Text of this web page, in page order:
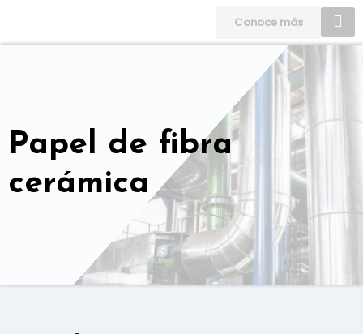
content
Conoce más
Papel de fibra
cerámica